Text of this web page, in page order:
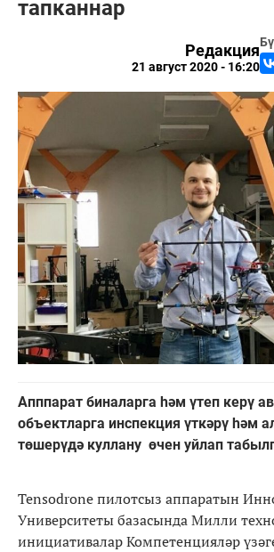
тапканнар
Редакция
21 август 2020 - 16:20
Апппарат биналарга һәм үтеп керү
объектларга инспекция үткәрү һәм
төшерүдә куллану өчен уйлап
Tensodrone пилотсыз аппаратын
Университеты базасында Милли
инициативалар Компетенцияләр